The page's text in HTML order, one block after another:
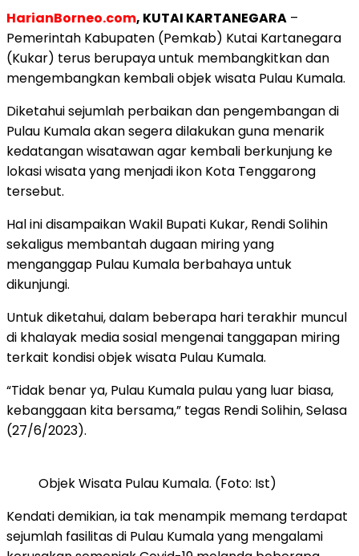
HarianBorneo.com, KUTAI KARTANEGARA –
Pemerintah Kabupaten (Pemkab) Kutai Kartanegara
(Kukar) terus berupaya untuk membangkitkan dan
mengembangkan kembali objek wisata Pulau Kumala.
Diketahui sejumlah perbaikan dan pengembangan di
Pulau Kumala akan segera dilakukan guna menarik
kedatangan wisatawan agar kembali berkunjung ke
lokasi wisata yang menjadi ikon Kota Tenggarong
tersebut.
Hal ini disampaikan Wakil Bupati Kukar, Rendi Solihin
sekaligus membantah dugaan miring yang
menganggap Pulau Kumala berbahaya untuk
dikunjungi.
Untuk diketahui, dalam beberapa hari terakhir muncul
di khalayak media sosial mengenai tanggapan miring
terkait kondisi objek wisata Pulau Kumala.
“Tidak benar ya, Pulau Kumala pulau yang luar biasa,
kebanggaan kita bersama,” tegas Rendi Solihin, Selasa
(27/6/2023).
Objek Wisata Pulau Kumala. (Foto: Ist)
Kendati demikian, ia tak menampik memang terdapat
sejumlah fasilitas di Pulau Kumala yang mengalami